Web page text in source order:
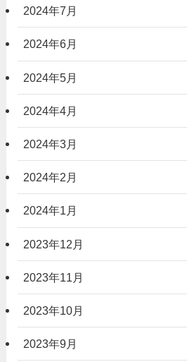
2024年7月
2024年6月
2024年5月
2024年4月
2024年3月
2024年2月
2024年1月
2023年12月
2023年11月
2023年10月
2023年9月